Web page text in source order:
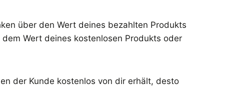
über den Wert deines bezahlten Produkts
Wert deines kostenlosen Produkts oder
der Kunde kostenlos von dir erhält, desto